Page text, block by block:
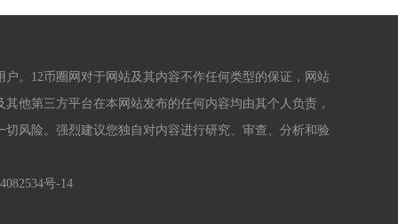
。12币圈网对于网站及其内容不作任何类型的保证，网站
他第三方平台在本网站发布的任何内容均由其个人负责，
风险。强烈建议您独自对内容进行研究、审查、分析和验
号-14